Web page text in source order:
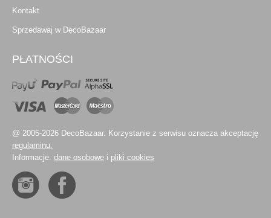
Kontakt
Sprzedawaj w DecoBazaar
PŁATNOŚCI
@ 2005-2026 DecoBazaar. Korzystanie z serwisu oznacza akceptację
regulaminu.
Informacje: dane osobowe i pliki cookies